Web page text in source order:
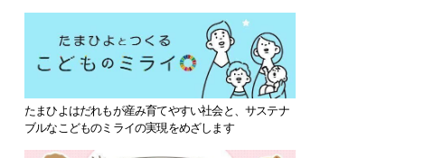
たまひよはだれもが産み育てやすい社会と、サステナ
ブルなこどものミライの実現をめざします